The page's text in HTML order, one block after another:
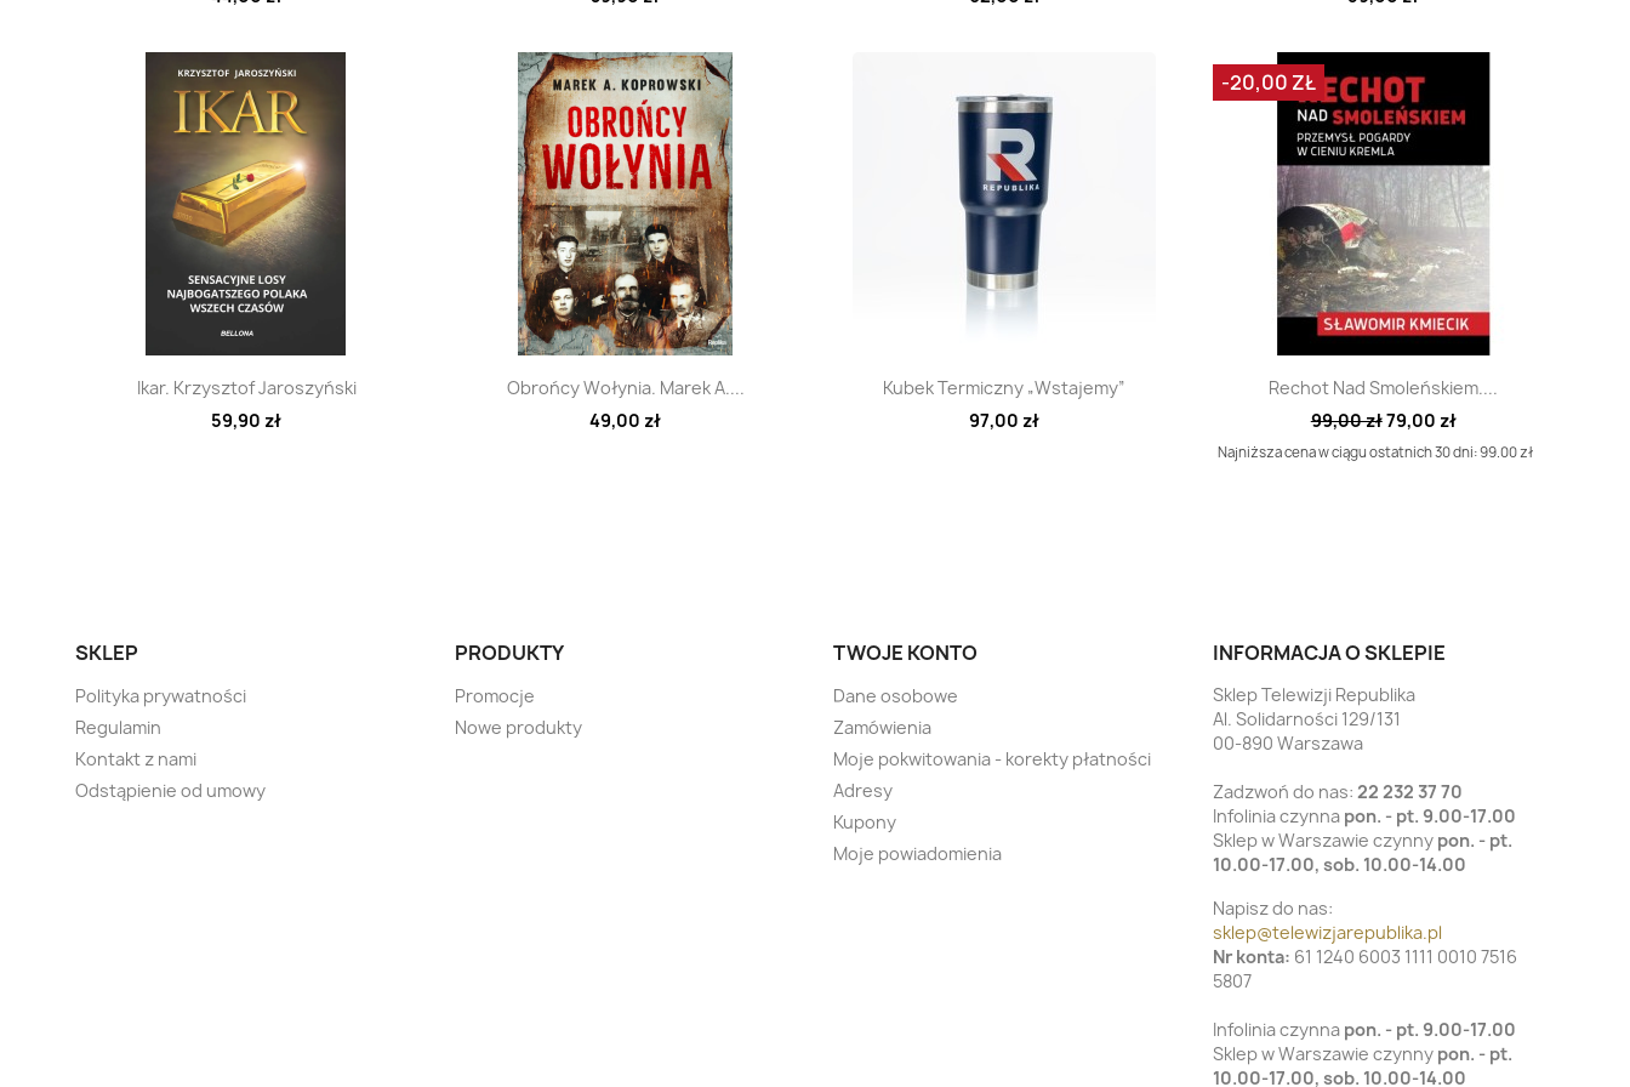
Szybki podgląd
Ikar. Krzysztof Jaroszyński
59,90 zł
Szybki podgląd
Obrońcy Wołynia. Marek A....
49,00 zł
Szybki podgląd
Kubek Termiczny „Wstajemy”
97,00 zł
Szybki podgląd
Rechot Nad Smoleńskiem....
99,00 zł79,00 zł
Najniższa cena w ciągu ostatnich 30 dni: 99.00 zł
-20,00 ZŁ
SKLEP
Polityka prywatności
Regulamin
Kontakt z nami
Odstąpienie od umowy
PRODUKTY
Promocje
Nowe produkty
TWOJE KONTO
Dane osobowe
Zamówienia
Moje pokwitowania - korekty płatności
Adresy
Kupony
Moje powiadomienia
INFORMACJA O SKLEPIE
Sklep Telewizji Republika
Al. Solidarności 129/131
00-890 Warszawa
Zadzwoń do nas: 22 232 37 70
Infolinia czynna pon. - pt. 9.00-17.00
Sklep w Warszawie czynny pon. - pt.
10.00-17.00, sob. 10.00-14.00
Napisz do nas:
sklep@telewizjarepublika.pl
Nr konta: 61 1240 6003 1111 0010 7516
5807
Infolinia czynna pon. - pt. 9.00-17.00
Sklep w Warszawie czynny pon. - pt.
10.00-17.00, sob. 10.00-14.00